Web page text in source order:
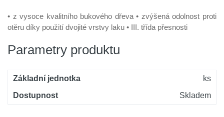
• z vysoce kvalitního bukového dřeva • zvýšená odolnost proti
otěru díky použití dvojité vrstvy laku • III. třída přesnosti
Parametry produktu
Základní jednotka
ks
Dostupnost
Skladem